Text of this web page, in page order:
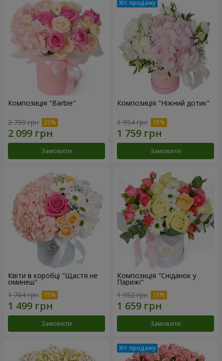
Композиція "Barbie"
2 799 грн
Замовити
Композиція "Ніжний дотик"
1 954 грн
Замовити
Квіти в коробці "Щастя не
оминеш"
1 764 грн
Замовити
Композиція "Сніданок у
Парижі"
1 952 грн
Замовити